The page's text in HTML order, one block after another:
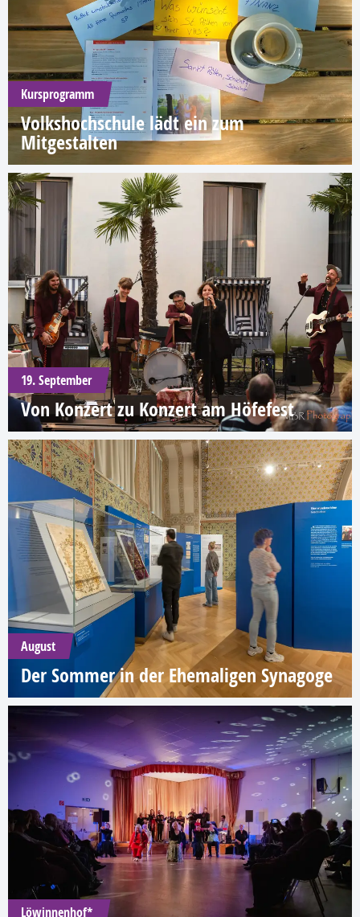
Kursprogramm
Volkshochschule lädt ein zum
Mitgestalten
19. September
Von Konzert zu Konzert am Höfefest
August
Der Sommer in der Ehemaligen Synagoge
Löwinnenhof*